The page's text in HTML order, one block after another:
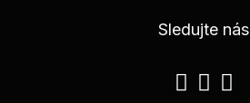
Sledujte nás